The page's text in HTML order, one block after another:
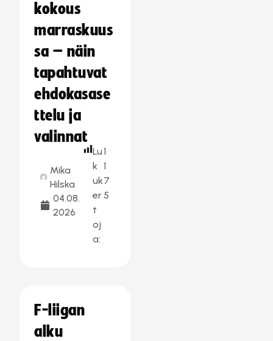
kokous
marraskuus
sa – näin
tapahtuvat
ehdokasase
ttelu ja
valinnat
Mika
Hilska
04.08.
2026
Lu
k
uk
er
t
oj
a:
1
1
7
5
F-liigan
alku